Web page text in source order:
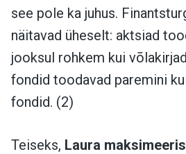
see pole ka juhus.
näitavad üheselt: aktsiad
jooksul rohkem kui
fondid toodavad paremini
fondid. (2)
Teiseks, Laura